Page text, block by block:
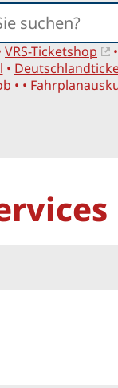
VRS-Ticketshop •
•
• •